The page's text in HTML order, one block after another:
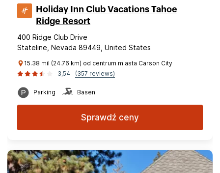
Holiday Inn Club Vacations Tahoe
Ridge Resort
400 Ridge Club Drive
Stateline, Nevada 89449, United States
15.38 mil (24.76 km) od centrum miasta Carson City
3,54
(357 reviews)
Parking Basen
Sprawdź ceny